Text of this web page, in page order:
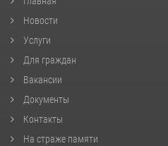
Новости
Услуги
Для граждан
Вакансии
Документы
Контакты
На страже памяти